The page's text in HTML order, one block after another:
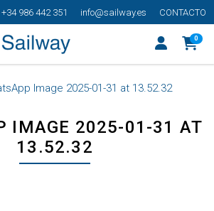
+34 986 442 351 info@sailway.es CONTACTO
0
Image 2025-01-31 at 13.52.32
IMAGE 2025-01-31 AT
13.52.32